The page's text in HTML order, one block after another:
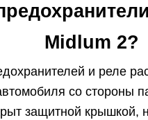
Midlum 2?
и реле
со стороны
защитной крышкой,